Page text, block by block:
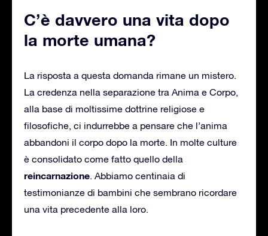
C’è davvero una vita dopo
la morte umana?
La risposta a questa domanda rimane un mistero.
La credenza nella separazione tra Anima e Corpo,
alla base di moltissime dottrine religiose e
filosofiche, ci indurrebbe a pensare che l’anima
abbandoni il corpo dopo la morte. In molte culture
è consolidato come fatto quello della
reincarnazione. Abbiamo centinaia di
testimonianze di bambini che sembrano ricordare
una vita precedente alla loro.